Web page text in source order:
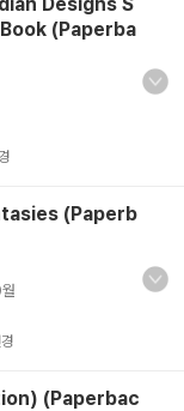
(Paperba
(Paperb
(Paperbac